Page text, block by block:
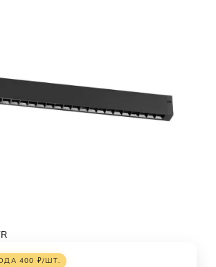
400 ₽/ШТ.